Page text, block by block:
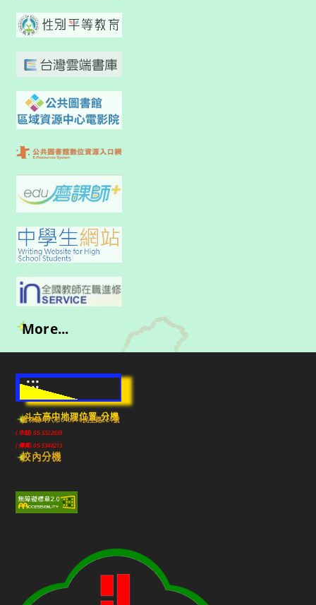
More...
:::
斗六高中地理位置-分機
雲林縣斗六市640010民生路224號
(市話) 05-5322039
(傳真) 05-5348213
校內分機